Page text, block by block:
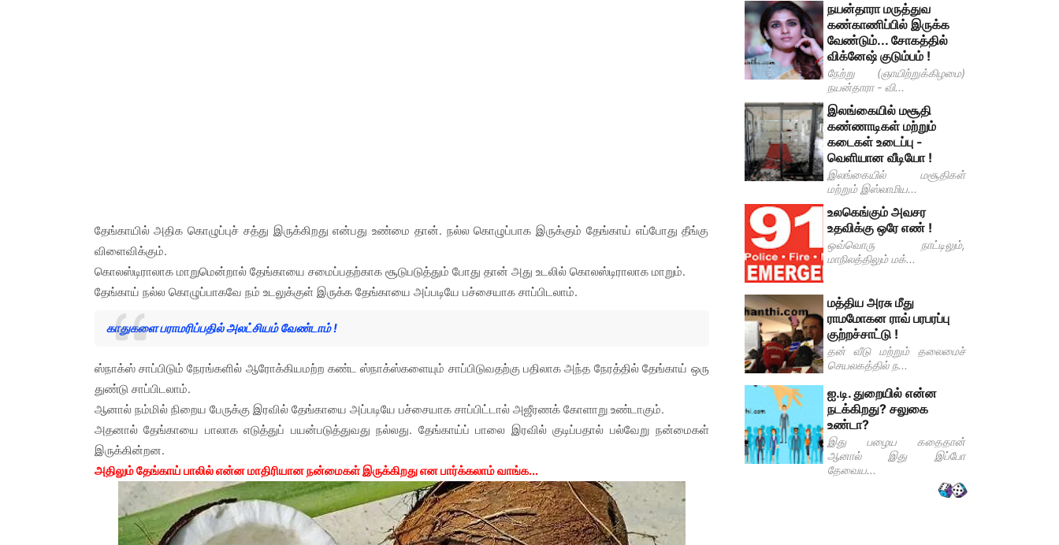
தேங்காயில் அதிக கொழுப்புச் சத்து இருக்கிறது என்பது உண்மை தான். நல்ல கொழுப்பாக இருக்கும் தேங்காய் எப்போது தீங்கு
விளைவிக்கும்.
கொலஸ்டிராலாக மாறுமென்றால் தேங்காயை சமைப்பதற்காக சூடுபடுத்தும் போது தான் அது உடலில் கொலஸ்டிராலாக மாறும்.
தேங்காய் நல்ல கொழுப்பாகவே நம் உடலுக்குள் இருக்க தேங்காயை அப்படியே பச்சையாக சாப்பிடலாம்.
காதுகளை பராமரிப்பதில் அலட்சியம் வேண்டாம் !
ஸ்நாக்ஸ் சாப்பிடும் நேரங்களில் ஆரோக்கியமற்ற கண்ட ஸ்நாக்ஸ்களையும் சாப்பிடுவதற்கு பதிலாக அந்த நேரத்தில் தேங்காய் ஒரு
துண்டு சாப்பிடலாம்.
ஆனால் நம்மில் நிறைய பேருக்கு இரவில் தேங்காயை அப்படியே பச்சையாக சாப்பிட்டால் அஜீரணக் கோளாறு உண்டாகும்.
அதனால் தேங்காயை பாலாக எடுத்துப் பயன்படுத்துவது நல்லது. தேங்காய்ப் பாலை இரவில் குடிப்பதால் பல்வேறு நன்மைகள்
இருக்கின்றன.
அதிலும் தேங்காய் பாலில் என்ன மாதிரியான நன்மைகள் இருக்கிறது என பார்க்கலாம் வாங்க...
நயன்தாரா மருத்துவ
கண்காணிப்பில் இருக்க
வேண்டும்... சோகத்தில்
விக்னேஷ் குடும்பம் !
நேற்று (ஞாயிற்றுக்கிழமை)
நயன்தாரா - வி...
இலங்கையில் மசூதி
கண்ணாடிகள் மற்றும்
கடைகள் உடைப்பு -
வெளியான வீடியோ !
இலங்கையில் மசூதிகள்
மற்றும் இஸ்லாமிய...
உலகெங்கும் அவசர
உதவிக்கு ஒரே எண் !
ஒவ்வொரு நாட்டிலும்,
மாநிலத்திலும் மக்...
மத்திய அரசு மீது
ராமமோகன ராவ் பரபரப்பு
குற்றச்சாட்டு !
தன் வீடு மற்றும் தலைமைச்
செயலகத்தில் ந...
ஐ.டி. துறையில் என்ன
நடக்கிறது? சலுகை
உண்டா?
இது பழைய கதைதான்
ஆனால் இது இப்போ
தேவைய...